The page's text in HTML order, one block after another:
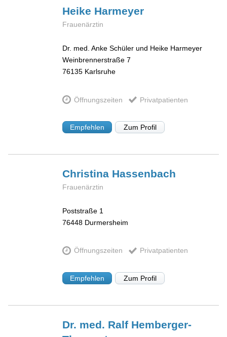
Heike Harmeyer
Frauenärztin
Dr. med. Anke Schüler und Heike Harmeyer
Weinbrennerstraße 7
76135 Karlsruhe
Öffnungszeiten Privatpatienten
Empfehlen Zum Profil
Christina Hassenbach
Frauenärztin
Poststraße 1
76448 Durmersheim
Öffnungszeiten Privatpatienten
Empfehlen Zum Profil
Dr. med. Ralf Hemberger-